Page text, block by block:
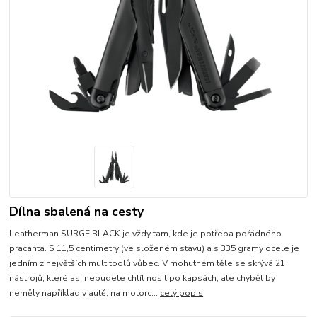
Dílna sbalená na cesty
Leatherman SURGE BLACK je vždy tam, kde je potřeba pořádného
pracanta. S 11,5 centimetry (ve složeném stavu) a s 335 gramy ocele je
jedním z největších multitoolů vůbec. V mohutném těle se skrývá 21
nástrojů, které asi nebudete chtít nosit po kapsách, ale chybět by
neměly například v autě, na motorc... celý popis